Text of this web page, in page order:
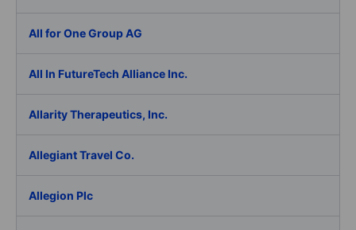
All for One Group AG
All In FutureTech Alliance Inc.
Allarity Therapeutics, Inc.
Allegiant Travel Co.
Allegion Plc